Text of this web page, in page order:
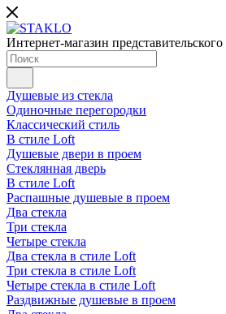
Интернет-магазин представительского
Душевые из стекла
Одиночные перегородки
Классический стиль
В стиле Loft
Душевые двери в проем
Стеклянная дверь
В стиле Loft
Распашные душевые в проем
Два стекла
Три стекла
Четыре стекла
Два стекла в стиле Loft
Три стекла в стиле Loft
Четыре стекла в стиле Loft
Раздвижные душевые в проем